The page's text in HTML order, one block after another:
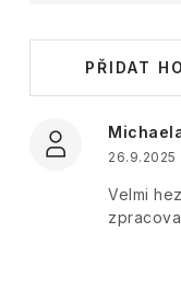
PŘIDAT
d
c
26.9.2025
Velmi